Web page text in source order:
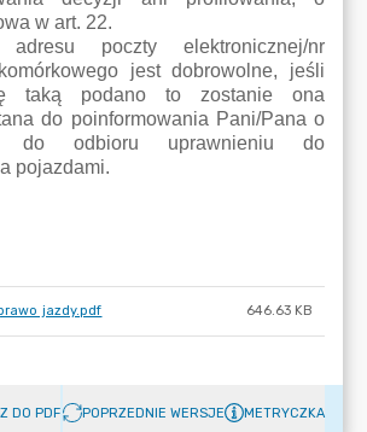
jazdy.pdf 646.63 KB
DO PDF POPRZEDNIE WERSJE METRYCZKA